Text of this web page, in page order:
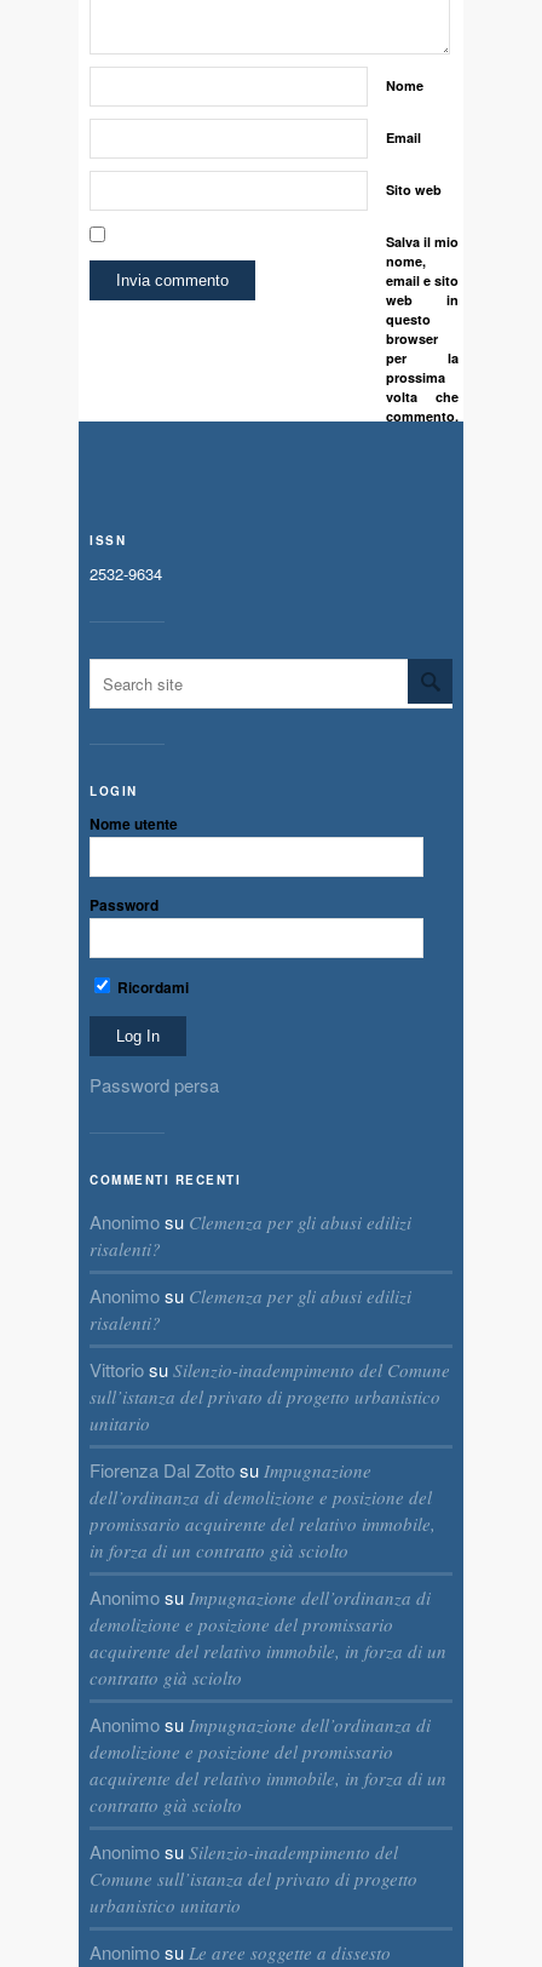
Nome
Email
Sito web
Salva il mio
nome,
email e sito
web in
questo
browser
per la
prossima
volta che
commento.
ISSN
2532-9634
LOGIN
Nome utente
Password
Ricordami
Password persa
COMMENTI RECENTI
Anonimosu Clemenza per gli abusi edilizi
risalenti?
Anonimosu Clemenza per gli abusi edilizi
risalenti?
Vittoriosu Silenzio-inadempimento del Comune
sull’istanza del privato di progetto urbanistico
unitario
Fiorenza Dal Zottosu Impugnazione
dell’ordinanza di demolizione e posizione del
promissario acquirente del relativo immobile,
in forza di un contratto già sciolto
Anonimosu Impugnazione dell’ordinanza di
demolizione e posizione del promissario
acquirente del relativo immobile, in forza di un
contratto già sciolto
Anonimosu Impugnazione dell’ordinanza di
demolizione e posizione del promissario
acquirente del relativo immobile, in forza di un
contratto già sciolto
Anonimosu Silenzio-inadempimento del
Comune sull’istanza del privato di progetto
urbanistico unitario
Anonimosu Le aree soggette a dissesto